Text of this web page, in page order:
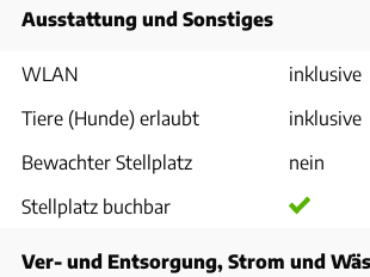
Ausstattung und Sonstiges
WLAN
inklusive
Tiere (Hunde) erlaubt
inklusive
Bewachter Stellplatz
nein
Stellplatz buchbar
Ver- und Entsorgung, Strom und